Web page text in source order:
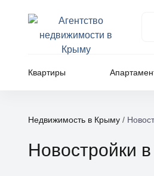
Квартиры
Недвижимость в Крыму /
Новостройки